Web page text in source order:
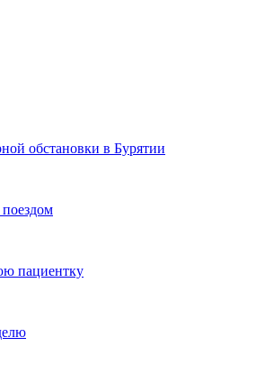
обстановки в Бурятии
пациентку